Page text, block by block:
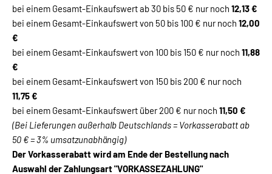
bei einem Gesamt-Einkaufswert ab 30 bis 50 € nur noch 12,13 €
bei einem Gesamt-Einkaufswert von 50 bis 100 € nur noch 12,00
€
bei einem Gesamt-Einkaufswert von 100 bis 150 € nur noch 11,88
€
bei einem Gesamt-Einkaufswert von 150 bis 200 € nur noch
11,75 €
bei einem Gesamt-Einkaufswert über 200 € nur noch 11,50 €
(Bei Lieferungen außerhalb Deutschlands = Vorkasserabatt ab
50 € = 3% umsatzunabhängig)
Der Vorkasserabatt wird am Ende der Bestellung nach
Auswahl der Zahlungsart "VORKASSEZAHLUNG"